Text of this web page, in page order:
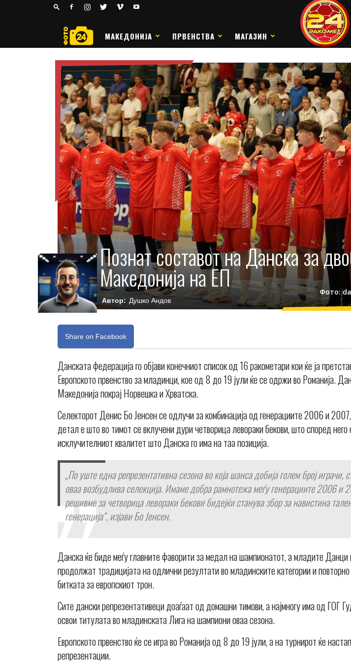
РАКОМЕТ
МАКЕДОНИЈА ПРВЕНСТВА МАГАЗИН
Познат составот на Данска за
Македонија на ЕП
Автор: Душко Андов
Фото:
Share on Facebook
Данската федерација го објави конечниот список од 16 ракометари кои ќе ја
Европското првенство за младинци, кое од 8 до 19 јули ќе се одржи во Романија.
Македонија покрај Норвешка и Хрватска.
Селекторот Денис Бо Јенсен се одлучи за комбинација од генерациите 2006 и
детал е што во тимот се вклучени дури четворица левораки бекови, што според него
исклучителниот квалитет што Данска го има на таа позиција.
„По уште една репрезентативна сезона во која шанса добија голем број играчи,
оваа возбудлива селекција. Имаме добра рамнотежа меѓу генерациите 2006 и
решивме за четворица левораки бекови бидејќи станува збор за навистина
генерација“, изјави Бо Јенсен.
Данска ќе биде меѓу главните фаворити за медал на шампионатот, а младите Данци
продолжат традицијата на одлични резултати во младинските категории и
битката за европскиот трон.
Сите дански репрезентативеци доаѓаат од домашни тимови, а најмногу има од ГОГ
освои титулата во младинската Лига на шампиони оваа сезона.
Европското првенство ќе се игра во Романија од 8 до 19 јули, а на турнирот ќе
репрезентации.